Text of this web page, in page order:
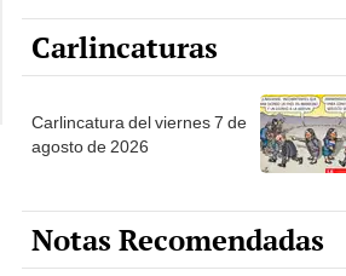
Carlincaturas
Carlincatura del viernes 7 de
agosto de 2026
Notas Recomendadas